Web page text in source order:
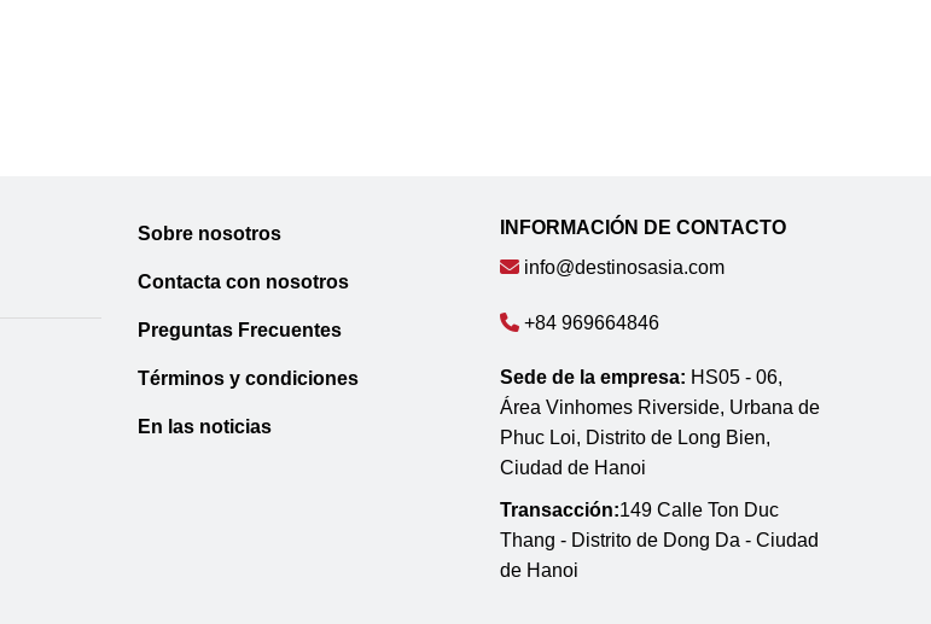
Sobre nosotros
Contacta con nosotros
Preguntas Frecuentes
Términos y condiciones
En las noticias
INFORMACIÓN DE CONTACTO
info@destinosasia.com
+84 969664846
Sede de la empresa: HS05 - 06,
Área Vinhomes Riverside, Urbana de
Phuc Loi, Distrito de Long Bien,
Ciudad de Hanoi
Transacción:149 Calle Ton Duc
Thang - Distrito de Dong Da - Ciudad
de Hanoi